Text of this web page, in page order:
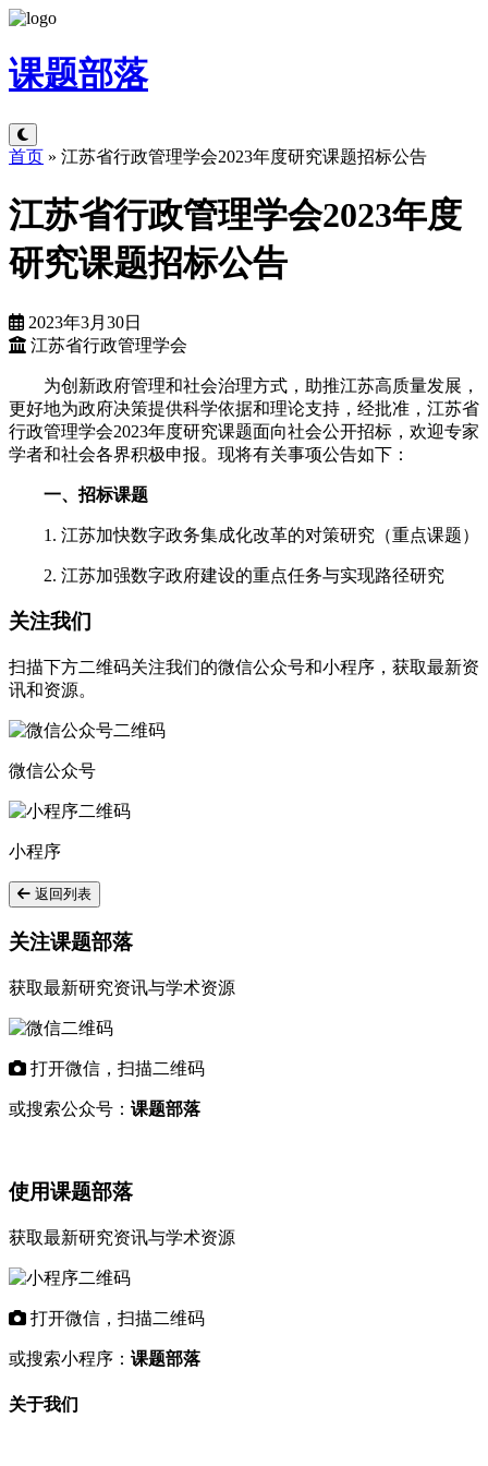
课题部落
首页 » 江苏省行政管理学会2023年度研究课题招标公告
江苏省行政管理学会2023年度
研究课题招标公告
2023年3月30日
江苏省行政管理学会
为创新政府管理和社会治理方式，助推江苏高质量发展，
更好地为政府决策提供科学依据和理论支持，经批准，江苏省
行政管理学会2023年度研究课题面向社会公开招标，欢迎专家
学者和社会各界积极申报。现将有关事项公告如下：
一、招标课题
1. 江苏加快数字政务集成化改革的对策研究（重点课题）
2. 江苏加强数字政府建设的重点任务与实现路径研究
关注我们
扫描下方二维码关注我们的微信公众号和小程序，获取最新资
讯和资源。
微信公众号
小程序
返回列表
关注课题部落
获取最新研究资讯与学术资源
打开微信，扫描二维码
或搜索公众号： 课题部落
使用课题部落
获取最新研究资讯与学术资源
打开微信，扫描二维码
或搜索小程序： 课题部落
关于我们